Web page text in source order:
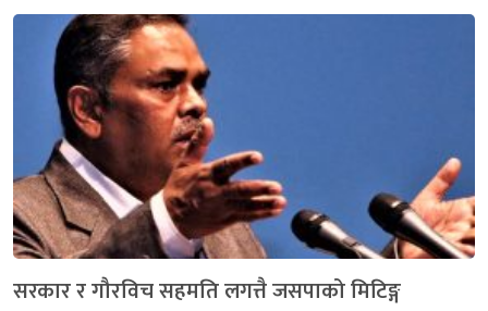
सरकार र गौरविच सहमति लगत्तै जसपाको मिटिङ्ग